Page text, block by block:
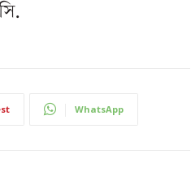
WhatsApp